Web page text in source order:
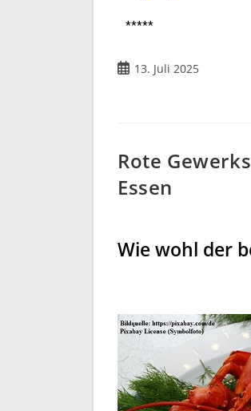
*****
13. Juli 2025
Rote
Essen
Wie wohl der